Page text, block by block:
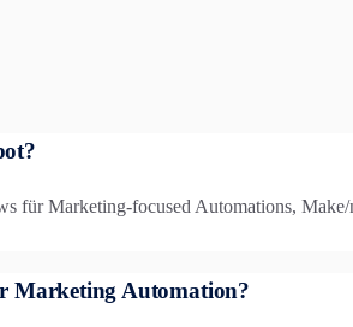
für Marketing-focused Automations,
Marketing Automation?